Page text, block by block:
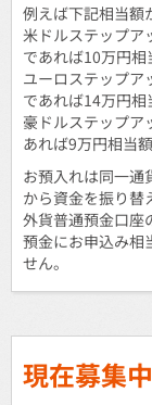
例えば下記相当額
米ドルステップ
であれば10万円相
ユーロステップ
であれば14万円相
豪ドルステップ
あれば9万円相当額
お預入れは同一通
から資金を振り替
外貨普通預金口座
預金にお申込み相
せん。
現在募集